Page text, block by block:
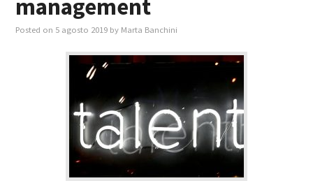
management
Posted on 5 agosto 2019 by Marta Banchini